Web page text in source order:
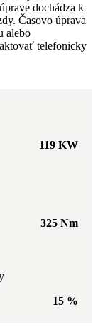
dochádza k
Časovo úprava
alebo
telefonicky
119 KW
325 Nm
15 %